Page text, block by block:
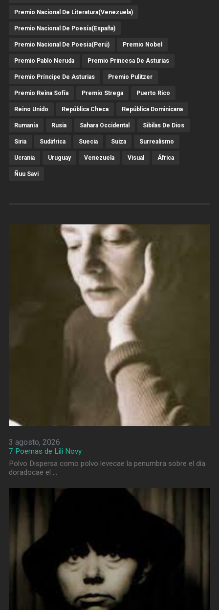
Premio Nacional De Literatura(Venezuela)
Premio Nacional De Poesía(España)
Premio Nacional De Poesía(Perú) Premio Nobel
Premio Pablo Neruda Premio Princesa De Asturias
Premio Príncipe De Asturias Premio Pulitzer
Premio Reina Sofía Premio Strega Puerto Rico
Reino Unido República Checa República Dominicana
Rumanía Rusia Sahara Occidental Sibilas De Dios
Siria Sudáfrica Suecia Suiza Surrealismo
Ucrania Uruguay Venezuela Visual África
Ñuu Savi
3 agosto, 2026
7 Poemas de Lili Novy
Polvo Dispersa como polvo levecae la penumbra sobre el día
doradocae el …